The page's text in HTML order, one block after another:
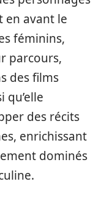
en avant le
féminins,
parcours,
des films
qu’elle
des récits
enrichissant
dominés